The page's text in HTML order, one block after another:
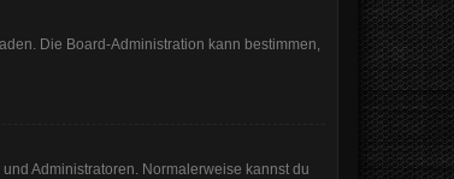
Die Board-Administration kann bestimmen,
Administratoren. Normalerweise kannst du